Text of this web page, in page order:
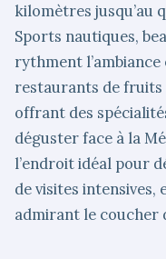
kilomètres jusqu’au
Sports nautiques,
rythment
restaurants de
offrant des
déguster face à la
l’endroit idéal pour
de visites
admirant le coucher